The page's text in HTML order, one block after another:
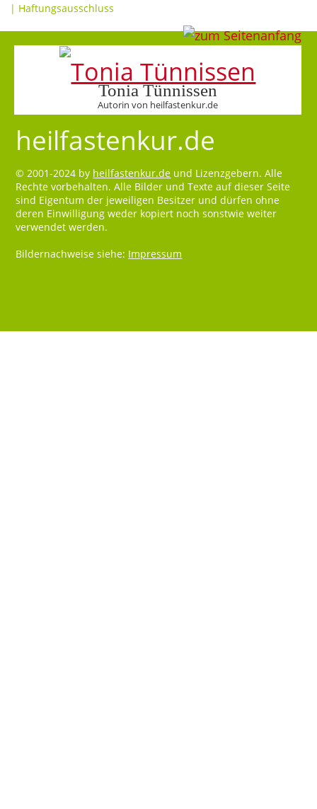
| Haftungsausschluss
Tonia Tünnissen
Autorin von heilfastenkur.de
heilfastenkur.de
© 2001-2024 by heilfastenkur.de und Lizenzgebern. Alle
Rechte vorbehalten. Alle Bilder und Texte auf dieser Seite
sind Eigentum der jeweiligen Besitzer und dürfen ohne
deren Einwilligung weder kopiert noch sonstwie weiter
verwendet werden.
Bildernachweise siehe: Impressum